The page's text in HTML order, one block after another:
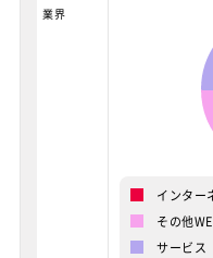
業界
インター
その他
サービス